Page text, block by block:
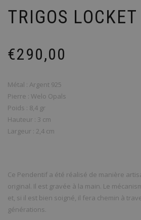
TRIGOS LOCKET
€290,00
Métal : Argent 925
Pierre : Welo Opals
Poids : 8,4 gr
Hauteur : 3 cm
Largeur : 2,4 cm
Ce Pendentif a été réalisé de manière
original. Il est gravée à la main. Le
et, si il est bien soigné, il fera chemin à
générations.